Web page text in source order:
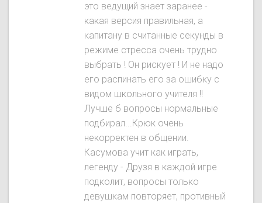
это ведущий знает заранее -
какая версия правильная, а
капитану в считанные секунды в
режиме стресса очень трудно
выбрать ! Он рискует ! И не надо
его распинать его за ошибку с
видом школьного учителя !!
Лучше б вопросы нормальные
подбирал...Крюк очень
некорректен в общении.
Касумова учит как играть,
легенду - Друзя в каждой игре
подколит, вопросы только
девушкам повторяет, противный